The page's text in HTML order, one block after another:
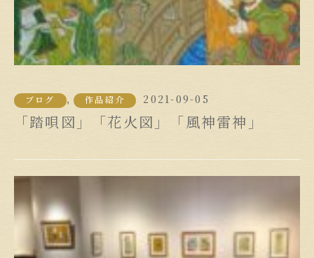
ブログ , 作品紹介 2021-09-05
「踏唄図」「花火図」「風神雷神」